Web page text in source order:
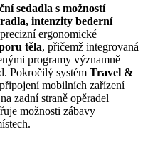
sedadla s možností
intenzity bederní
ergonomické
těla, přičemž integrovaná
programy významně
Pokročilý systém Travel &
mobilních zařízení
zadní straně opěradel
možnosti zábavy